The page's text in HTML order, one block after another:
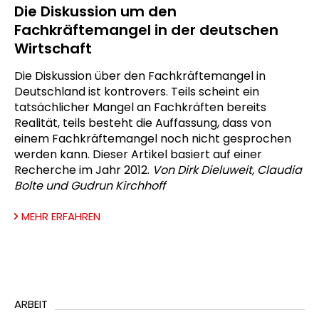
Die Diskussion um den
Fachkräftemangel in der deutschen
Wirtschaft
Die Diskussion über den Fachkräftemangel in
Deutschland ist kontrovers. Teils scheint ein
tatsächlicher Mangel an Fachkräften bereits
Realität, teils besteht die Auffassung, dass von
einem Fachkräftemangel noch nicht gesprochen
werden kann. Dieser Artikel basiert auf einer
Recherche im Jahr 2012. Von Dirk Dieluweit, Claudia
Bolte und Gudrun Kirchhoff
MEHR ERFAHREN
ARBEIT